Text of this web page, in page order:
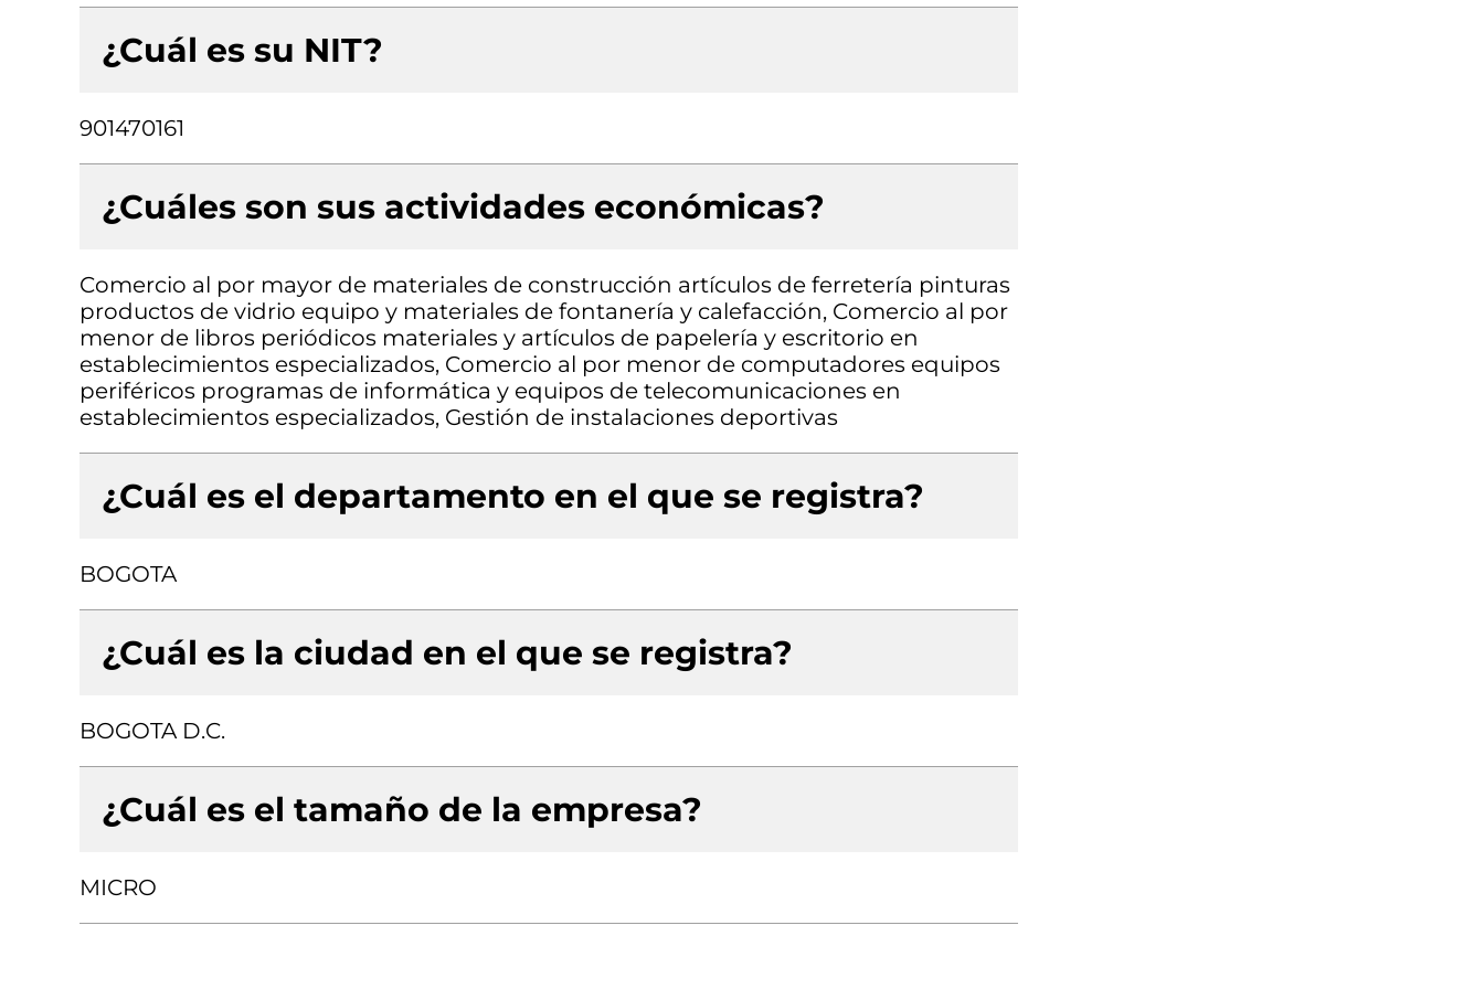
¿Cuál es su NIT?
901470161
¿Cuáles son sus actividades económicas?
Comercio al por mayor de materiales de construcción artículos de ferretería pinturas
productos de vidrio equipo y materiales de fontanería y calefacción, Comercio al por
menor de libros periódicos materiales y artículos de papelería y escritorio en
establecimientos especializados, Comercio al por menor de computadores equipos
periféricos programas de informática y equipos de telecomunicaciones en
establecimientos especializados, Gestión de instalaciones deportivas
¿Cuál es el departamento en el que se registra?
BOGOTA
¿Cuál es la ciudad en el que se registra?
BOGOTA D.C.
¿Cuál es el tamaño de la empresa?
MICRO